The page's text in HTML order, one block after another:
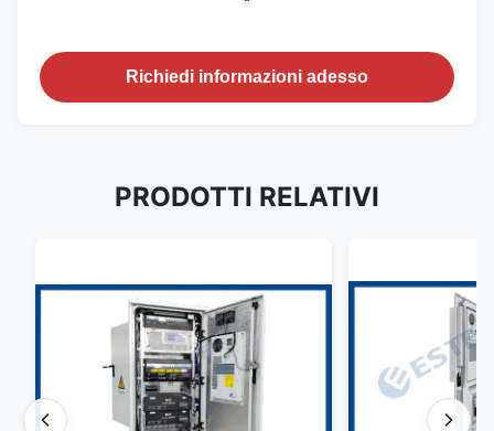
Richiedi informazioni adesso
PRODOTTI RELATIVI